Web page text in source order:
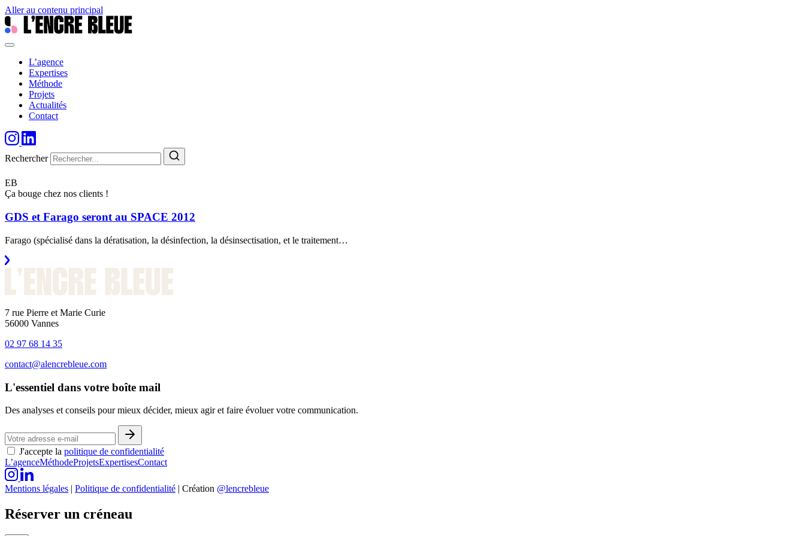
Aller au contenu principal
L’agence
Expertises
Méthode
Projets
Actualités
Contact
Rechercher
EB
Ça bouge chez nos clients !
GDS et Farago seront au SPACE 2012
Farago (spécialisé dans la dératisation, la désinfection, la désinsectisation, et le traitement…
7 rue Pierre et Marie Curie
56000 Vannes
02 97 68 14 35
contact@alencrebleue.com
L'essentiel dans votre boîte mail
Des analyses et conseils pour mieux décider, mieux agir et faire évoluer votre communication.
J'accepte la politique de confidentialité
L’agenceMéthodeProjetsExpertisesContact
Mentions légales | Politique de confidentialité | Création @lencrebleue
Réserver un créneau